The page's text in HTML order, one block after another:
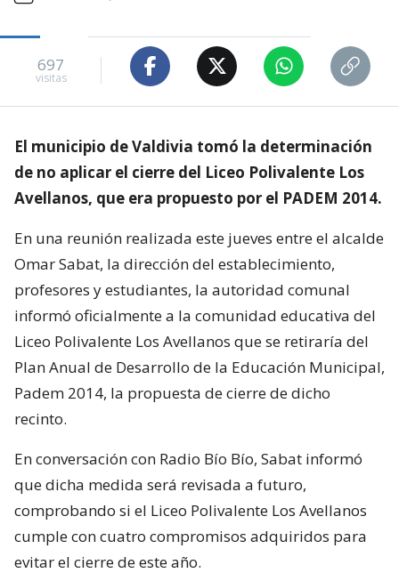
697
visitas
El municipio de Valdivia tomó la determinación
de no aplicar el cierre del Liceo Polivalente Los
Avellanos, que era propuesto por el PADEM 2014.
En una reunión realizada este jueves entre el alcalde
Omar Sabat, la dirección del establecimiento,
profesores y estudiantes, la autoridad comunal
informó oficialmente a la comunidad educativa del
Liceo Polivalente Los Avellanos que se retiraría del
Plan Anual de Desarrollo de la Educación Municipal,
Padem 2014, la propuesta de cierre de dicho
recinto.
En conversación con Radio Bío Bío, Sabat informó
que dicha medida será revisada a futuro,
comprobando si el Liceo Polivalente Los Avellanos
cumple con cuatro compromisos adquiridos para
evitar el cierre de este año.